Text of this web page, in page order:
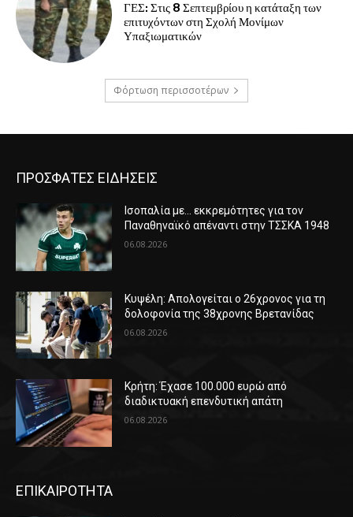
ΓΕΣ: Στις 8 Σεπτεμβρίου η κατάταξη των
επιτυχόντων στη Σχολή Μονίμων
Υπαξιωματικών
Φόρτωση περισσοτέρων
ΠΡΟΣΦΑΤΕΣ ΕΙΔΗΣΕΙΣ
Ισοπαλία με… εκκρεμότητες για τον
Παναθηναϊκό απέναντι στην ΤΣΣΚΑ 1948
06.08.2026
Κυψέλη: Απολογείται ο 26χρονος για τη
δολοφονία της 38χρονης Βρετανίδας
06.08.2026
Κρήτη: Έχασε 100.000 ευρώ από
διαδικτυακή επενδυτική απάτη
06.08.2026
ΕΠΙΚΑΙΡΟΤΗΤΑ